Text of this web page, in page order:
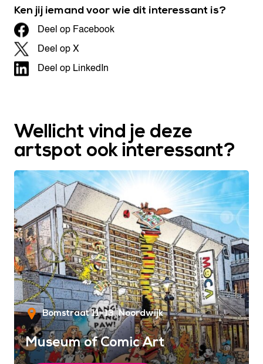
Ken jij iemand voor wie dit interessant is?
Deel op Facebook
Deel op X
Deel op LinkedIn
Wellicht vind je deze
artspot ook interessant?
Bomstraat 11-13 Noordwijk
Museum of Comic Art